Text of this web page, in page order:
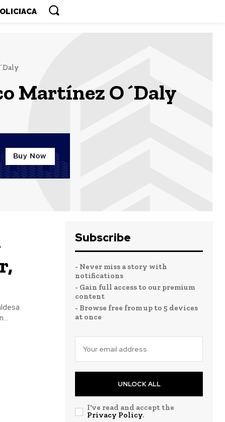
Martínez O´Daly
Subscribe
- Never miss a story with
notifications
- Gain full access to our premium
content
- Browse free from up to 5 devices
at once
UNLOCK ALL
I've read and accept the
Privacy Policy.